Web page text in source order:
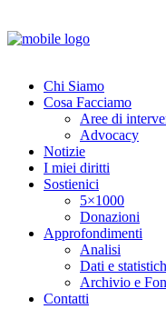
Chi Siamo
Cosa Facciamo
Aree di
Advocacy
Notizie
I miei diritti
Sostienici
5×1000
Donazioni
Approfondimenti
Analisi
Dati e
Archivio e
Contatti